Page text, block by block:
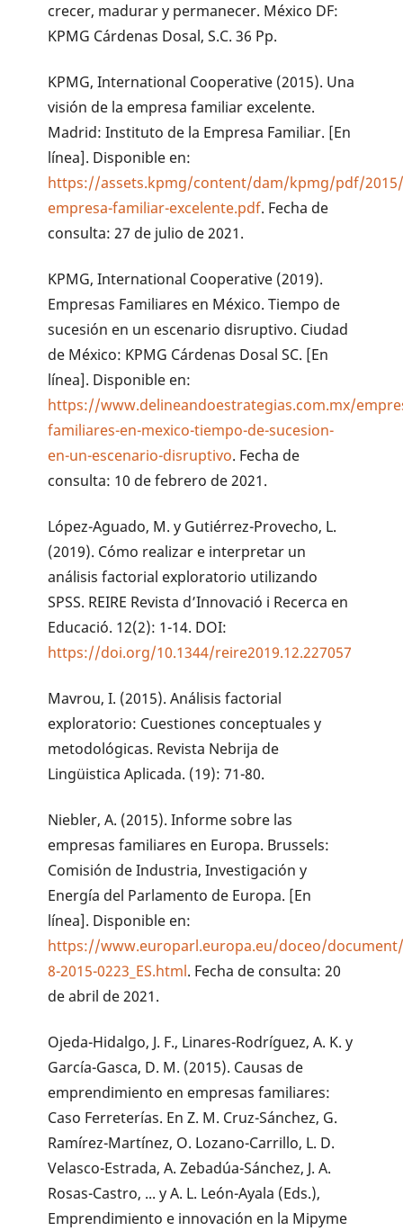
crecer, madurar y permanecer. México DF:
KPMG Cárdenas Dosal, S.C. 36 Pp.
KPMG, International Cooperative (2015). Una
visión de la empresa familiar excelente.
Madrid: Instituto de la Empresa Familiar. [En
línea]. Disponible en:
https://assets.kpmg/content/dam/kpmg/pdf/
empresa-familiar-excelente.pdf. Fecha de
consulta: 27 de julio de 2021.
KPMG, International Cooperative (2019).
Empresas Familiares en México. Tiempo de
sucesión en un escenario disruptivo. Ciudad
de México: KPMG Cárdenas Dosal SC. [En
línea]. Disponible en:
https://www.delineandoestrategias.com.mx/
familiares-en-mexico-tiempo-de-sucesion-
en-un-escenario-disruptivo. Fecha de
consulta: 10 de febrero de 2021.
López-Aguado, M. y Gutiérrez-Provecho, L.
(2019). Cómo realizar e interpretar un
análisis factorial exploratorio utilizando
SPSS. REIRE Revista d’Innovació i Recerca en
Educació. 12(2): 1-14. DOI:
https://doi.org/10.1344/reire2019.12.227057
Mavrou, I. (2015). Análisis factorial
exploratorio: Cuestiones conceptuales y
metodológicas. Revista Nebrija de
Lingüistica Aplicada. (19): 71-80.
Niebler, A. (2015). Informe sobre las
empresas familiares en Europa. Brussels:
Comisión de Industria, Investigación y
Energía del Parlamento de Europa. [En
línea]. Disponible en:
https://www.europarl.europa.eu/doceo/
8-2015-0223_ES.html. Fecha de consulta: 20
de abril de 2021.
Ojeda-Hidalgo, J. F., Linares-Rodríguez, A. K. y
García-Gasca, D. M. (2015). Causas de
emprendimiento en empresas familiares:
Caso Ferreterías. En Z. M. Cruz-Sánchez, G.
Ramírez-Martínez, O. Lozano-Carrillo, L. D.
Velasco-Estrada, A. Zebadúa-Sánchez, J. A.
Rosas-Castro, ... y A. L. León-Ayala (Eds.),
Emprendimiento e innovación en la Mipyme